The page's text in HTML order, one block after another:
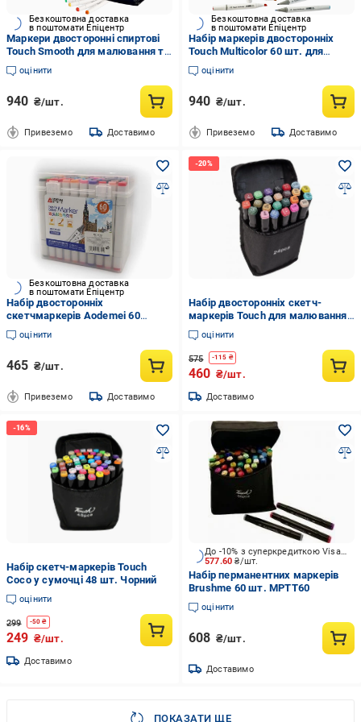
Безкоштовна доставка
в поштомати Епіцентр
Маркери двосторонні спиртові
Touch Smooth для малювання та
скетчів 60 шт. та Підставка для
маркерів Зелений
оцінити
940 ₴/шт.
Привеземо Доставимо
Безкоштовна доставка
в поштомати Епіцентр
Набір маркерів двосторонніх
Touch Multicolor 60 шт. для
малювання та Підставка для
маркерів та канцелярії
оцінити
940 ₴/шт.
Привеземо Доставимо
Безкоштовна доставка
в поштомати Епіцентр
Набір двосторонніх
скетчмаркерів Aodemei 60
кольорів
оцінити
465 ₴/шт.
Привеземо Доставимо
Набір двосторонніх скетч-
маркерів Touch для малювання
на спиртовій основі
оцінити
575 -115 ₴
460 ₴/шт.
Доставимо
Набір скетч-маркерів Touch
Coco у сумочці 48 шт. Чорний
оцінити
299 -50 ₴
249 ₴/шт.
Доставимо
577.60₴/шт.
До -10% з суперкредиткою Visa Вигода
Набір перманентних маркерів
Brushme 60 шт. MPTT60
оцінити
608 ₴/шт.
Доставимо
ПОКАЗАТИ ЩЕ